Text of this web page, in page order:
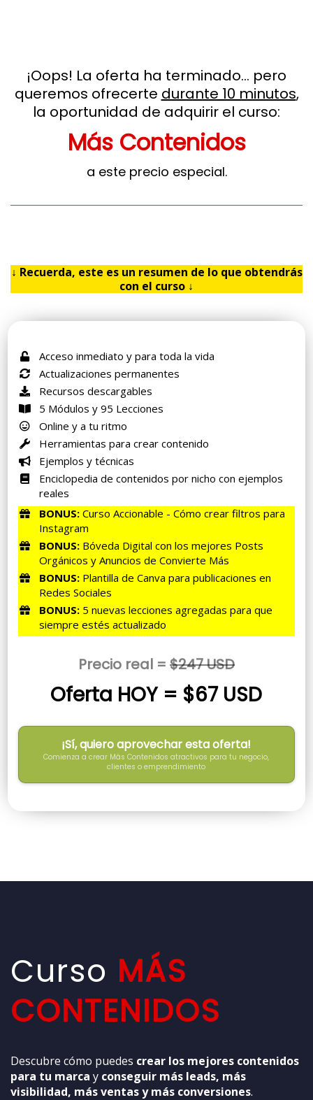
¡Oops! La oferta ha terminado... pero
queremos ofrecerte durante 10 minutos,
la oportunidad de adquirir el curso:
Más Contenidos
a este precio especial.
↓ Recuerda, este es un resumen de lo que obtendrás
con el curso ↓
Acceso inmediato y para toda la vida
​Actualizaciones permanentes
​Recursos descargables
​5 Módulos y 95 Lecciones
​Online y a tu ritmo
​Herramientas para crear contenido
​Ejemplos y técnicas
​Enciclopedia de contenidos por nicho con ejemplos
reales
BONUS:Curso Accionable - Cómo crear filtros para
Instagram
​BONUS:Bóveda Digital con los mejores Posts
Orgánicos y Anuncios de Convierte Más
BONUS:Plantilla de Canva para publicaciones en
Redes Sociales
BONUS: 5 nuevas lecciones agregadas para que
siempre estés actualizado
Precio real = $247 USD
Oferta HOY = $67 USD
¡Sí, quiero aprovechar esta oferta!
Comienza a crear Más Contenidos atractivos para tu negocio,
clientes o emprendimiento
Curso MÁS
CONTENIDOS
Descubre cómo puedes crear los mejores contenidos
para tu marca y conseguir más leads, más
visibilidad, más ventas y más conversiones.